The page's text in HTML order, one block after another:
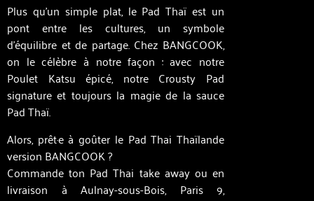
Plus qu’un simple plat, le Pad Thaï est un
pont entre les cultures, un symbole
d’équilibre et de partage. Chez BANGCOOK,
on le célèbre à notre façon : avec notre
Poulet Katsu épicé, notre Crousty Pad
signature et toujours la magie de la sauce
Pad Thaï.
Alors, prêt·e à goûter le Pad Thai Thaïlande
version BANGCOOK ?
Commande ton Pad Thai take away ou en
livraison à Aulnay-sous-Bois, Paris 9,